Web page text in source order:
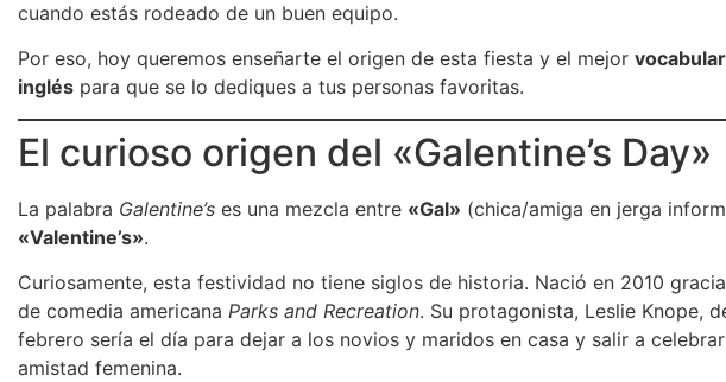
cuando estás rodeado de un buen equipo.
Por eso, hoy queremos enseñarte el origen de esta fiesta y el mejor
inglés para que se lo dediques a tus personas favoritas.
El curioso origen del «Galentine’s Day»
La palabra Galentine’s es una mezcla entre «Gal» (chica/amiga en jerga
«Valentine’s».
Curiosamente, esta festividad no tiene siglos de historia. Nació en 2010
de comedia americana Parks and Recreation. Su protagonista, Leslie Knope,
febrero sería el día para dejar a los novios y maridos en casa y salir a
amistad femenina.